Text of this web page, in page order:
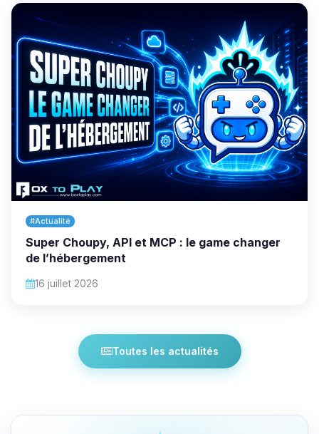
#Actualité
Super Choupy, API et MCP : le game changer
de l’hébergement
16 juillet 2026
Toutes les actualités